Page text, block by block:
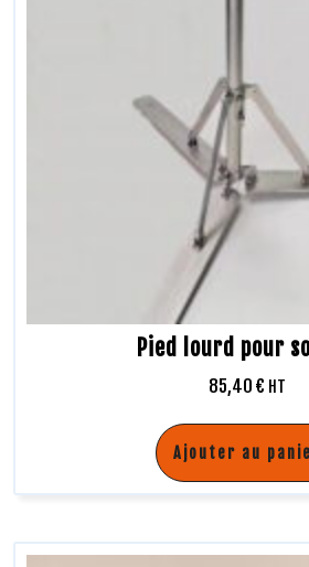
Pied lourd pour
85,40 € HT
Ajouter au